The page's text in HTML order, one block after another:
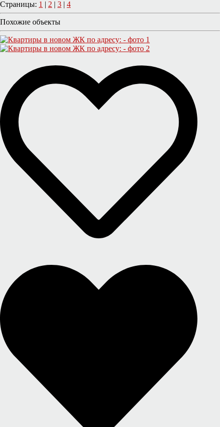
Страницы: 1 | 2 | 3 | 4
Похожие объекты